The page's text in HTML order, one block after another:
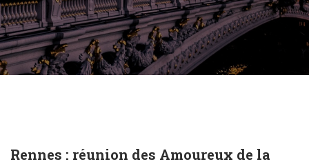
Rennes : réunion des Amoureux de la